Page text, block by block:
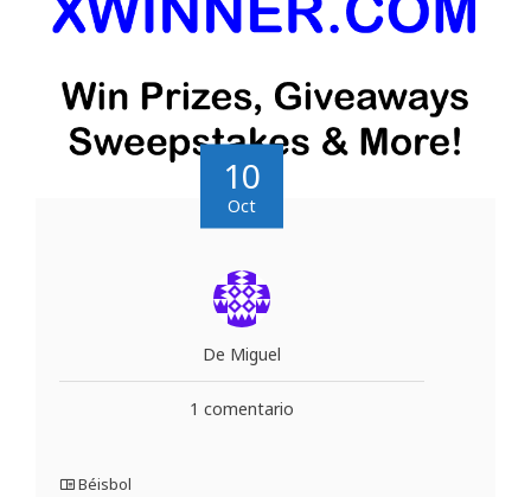
10
Oct
De Miguel
1 comentario
Béisbol